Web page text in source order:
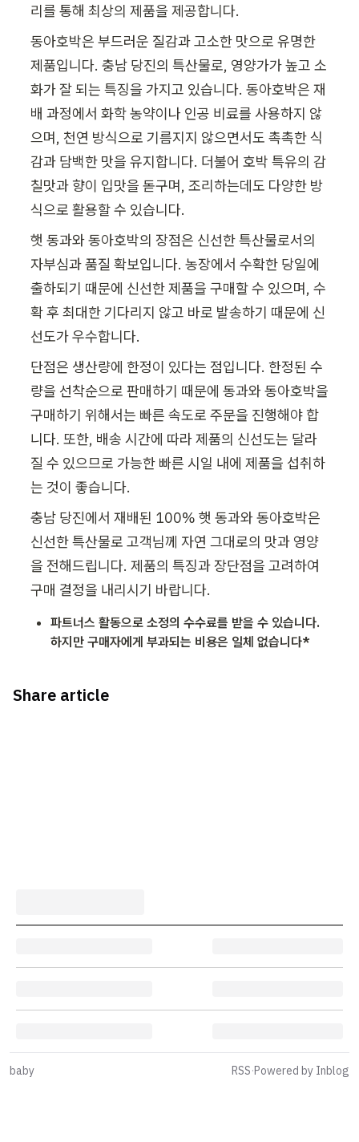
리를 통해 최상의 제품을 제공합니다.
동아호박은 부드러운 질감과 고소한 맛으로 유명한
제품입니다. 충남 당진의 특산물로, 영양가가 높고 소
화가 잘 되는 특징을 가지고 있습니다. 동아호박은 재
배 과정에서 화학 농약이나 인공 비료를 사용하지 않
으며, 천연 방식으로 기름지지 않으면서도 촉촉한 식
감과 담백한 맛을 유지합니다. 더불어 호박 특유의 감
칠맛과 향이 입맛을 돋구며, 조리하는데도 다양한 방
식으로 활용할 수 있습니다.
햇 동과와 동아호박의 장점은 신선한 특산물로서의
자부심과 품질 확보입니다. 농장에서 수확한 당일에
출하되기 때문에 신선한 제품을 구매할 수 있으며, 수
확 후 최대한 기다리지 않고 바로 발송하기 때문에 신
선도가 우수합니다.
단점은 생산량에 한정이 있다는 점입니다. 한정된 수
량을 선착순으로 판매하기 때문에 동과와 동아호박을
구매하기 위해서는 빠른 속도로 주문을 진행해야 합
니다. 또한, 배송 시간에 따라 제품의 신선도는 달라
질 수 있으므로 가능한 빠른 시일 내에 제품을 섭취하
는 것이 좋습니다.
충남 당진에서 재배된 100% 햇 동과와 동아호박은
신선한 특산물로 고객님께 자연 그대로의 맛과 영양
을 전해드립니다. 제품의 특징과 장단점을 고려하여
구매 결정을 내리시기 바랍니다.
파트너스 활동으로 소정의 수수료를 받을 수 있습니다.
하지만 구매자에게 부과되는 비용은 일체 없습니다*
Share article
baby RSS·Powered by Inblog